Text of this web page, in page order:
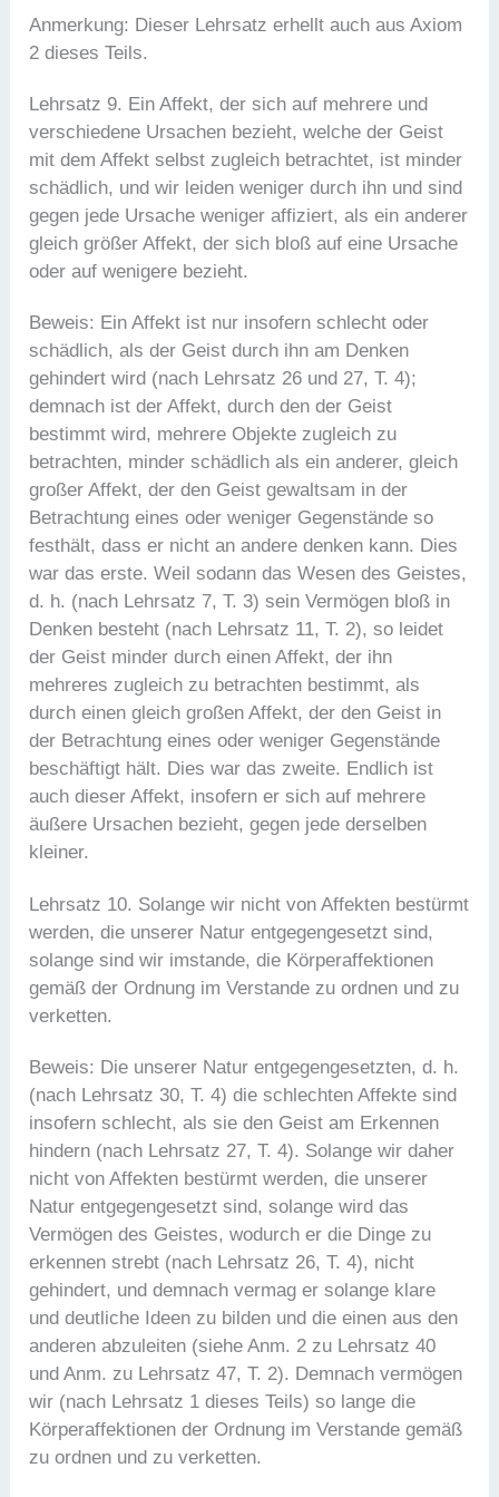
Anmerkung: Dieser Lehrsatz erhellt auch aus Axiom
2 dieses Teils.
Lehrsatz 9. Ein Affekt, der sich auf mehrere und
verschiedene Ursachen bezieht, welche der Geist
mit dem Affekt selbst zugleich betrachtet, ist minder
schädlich, und wir leiden weniger durch ihn und sind
gegen jede Ursache weniger affiziert, als ein anderer
gleich größer Affekt, der sich bloß auf eine Ursache
oder auf wenigere bezieht.
Beweis: Ein Affekt ist nur insofern schlecht oder
schädlich, als der Geist durch ihn am Denken
gehindert wird (nach Lehrsatz 26 und 27, T. 4);
demnach ist der Affekt, durch den der Geist
bestimmt wird, mehrere Objekte zugleich zu
betrachten, minder schädlich als ein anderer, gleich
großer Affekt, der den Geist gewaltsam in der
Betrachtung eines oder weniger Gegenstände so
festhält, dass er nicht an andere denken kann. Dies
war das erste. Weil sodann das Wesen des Geistes,
d. h. (nach Lehrsatz 7, T. 3) sein Vermögen bloß in
Denken besteht (nach Lehrsatz 11, T. 2), so leidet
der Geist minder durch einen Affekt, der ihn
mehreres zugleich zu betrachten bestimmt, als
durch einen gleich großen Affekt, der den Geist in
der Betrachtung eines oder weniger Gegenstände
beschäftigt hält. Dies war das zweite. Endlich ist
auch dieser Affekt, insofern er sich auf mehrere
äußere Ursachen bezieht, gegen jede derselben
kleiner.
Lehrsatz 10. Solange wir nicht von Affekten bestürmt
werden, die unserer Natur entgegengesetzt sind,
solange sind wir imstande, die Körperaffektionen
gemäß der Ordnung im Verstande zu ordnen und zu
verketten.
Beweis: Die unserer Natur entgegengesetzten, d. h.
(nach Lehrsatz 30, T. 4) die schlechten Affekte sind
insofern schlecht, als sie den Geist am Erkennen
hindern (nach Lehrsatz 27, T. 4). Solange wir daher
nicht von Affekten bestürmt werden, die unserer
Natur entgegengesetzt sind, solange wird das
Vermögen des Geistes, wodurch er die Dinge zu
erkennen strebt (nach Lehrsatz 26, T. 4), nicht
gehindert, und demnach vermag er solange klare
und deutliche Ideen zu bilden und die einen aus den
anderen abzuleiten (siehe Anm. 2 zu Lehrsatz 40
und Anm. zu Lehrsatz 47, T. 2). Demnach vermögen
wir (nach Lehrsatz 1 dieses Teils) so lange die
Körperaffektionen der Ordnung im Verstande gemäß
zu ordnen und zu verketten.